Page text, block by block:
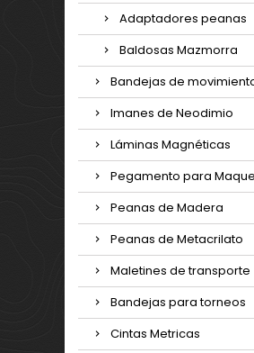
Adaptadores peanas
Baldosas Mazmorra
Bandejas de
Imanes de Neodimio
Láminas Magnéticas
Pegamento para
Peanas de Madera
Peanas de Metacrilato
Maletines de transporte
Bandejas para torneos
Cintas Metricas